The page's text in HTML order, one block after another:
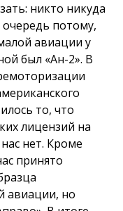
никто никуда
потому,
авиации у
был «Ан-2». В
то, что
лицензий на
нет. Кроме
принято
авиации, но